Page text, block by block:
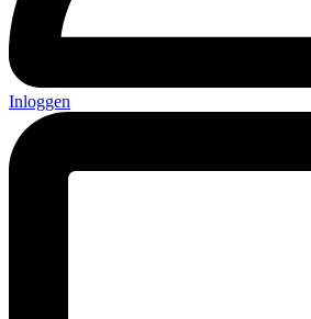
Inloggen